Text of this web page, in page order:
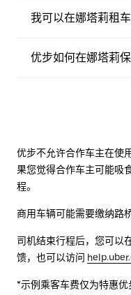
我可以在娜塔莉租
优步如何在娜塔莉
优步不允许合作车主在使
果您觉得合作车主可能吸
程。
商用车辆可能需要缴纳路
司机结束行程后，您可以
馈，也可以访问
*示例乘客车费仅为特惠